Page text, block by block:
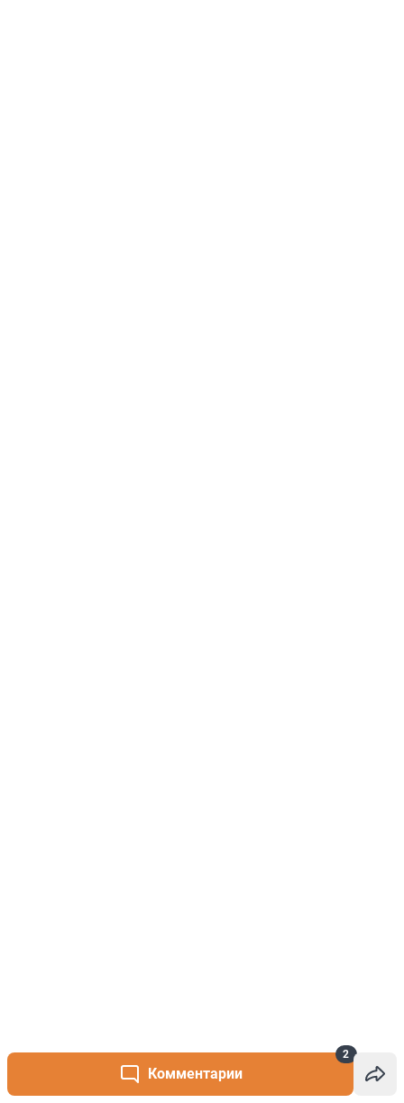
Комментарии
2